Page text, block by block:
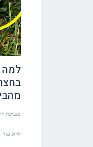
למה
מערכת
קרא עוד